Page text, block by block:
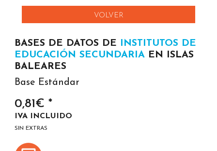
VOLVER
BASES DE DATOS DE INSTITUTOS DE
EDUCACIÓN SECUNDARIA EN ISLAS
BALEARES
Base Estándar
0,81€ *
IVA INCLUIDO
SIN EXTRAS